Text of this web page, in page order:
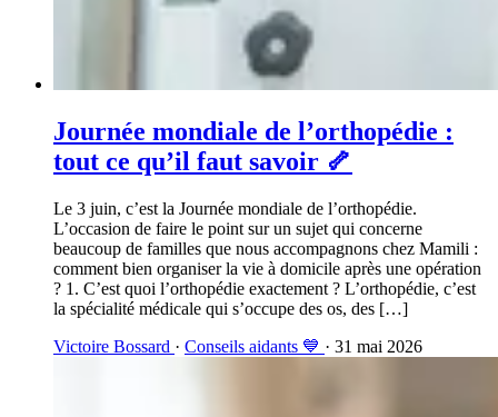
Journée mondiale de l’orthopédie :
tout ce qu’il faut savoir 🦴
Le 3 juin, c’est la Journée mondiale de l’orthopédie.
L’occasion de faire le point sur un sujet qui concerne
beaucoup de familles que nous accompagnons chez Mamili :
comment bien organiser la vie à domicile après une opération
? 1. C’est quoi l’orthopédie exactement ? L’orthopédie, c’est
la spécialité médicale qui s’occupe des os, des […]
Victoire Bossard · Conseils aidants 💙 · 31 mai 2026